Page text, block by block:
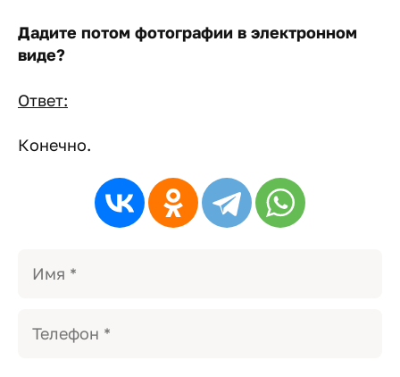
Дадите потом фотографии в электронном
виде?
Ответ:
Конечно.